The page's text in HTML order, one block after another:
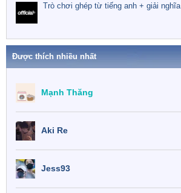
Trò chơi ghép từ tiếng anh + giải nghĩa
Được thích nhiều nhất
Mạnh Thăng
Aki Re
Jess93